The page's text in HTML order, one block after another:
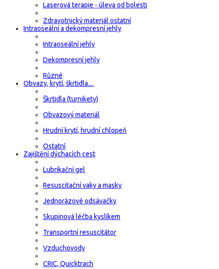
Laserová terapie - úleva od bolesti
Zdravotnický materiál ostatní
Intraoseální a dekompresní jehly
Intraoseální jehly
Dekompresní jehly
Různé
Obvazy, krytí, škrtidla....
Škrtidla (turnikety)
Obvazový materiál
Hrudní krytí, hrudní chlopeň
Ostatní
Zajištění dýchacích cest
Lubrikační gel
Resuscitační vaky a masky
Jednorázové odsávačky
Skupinová léčba kyslíkem
Transportní resuscitátor
Vzduchovody
CRIC, Quicktrach